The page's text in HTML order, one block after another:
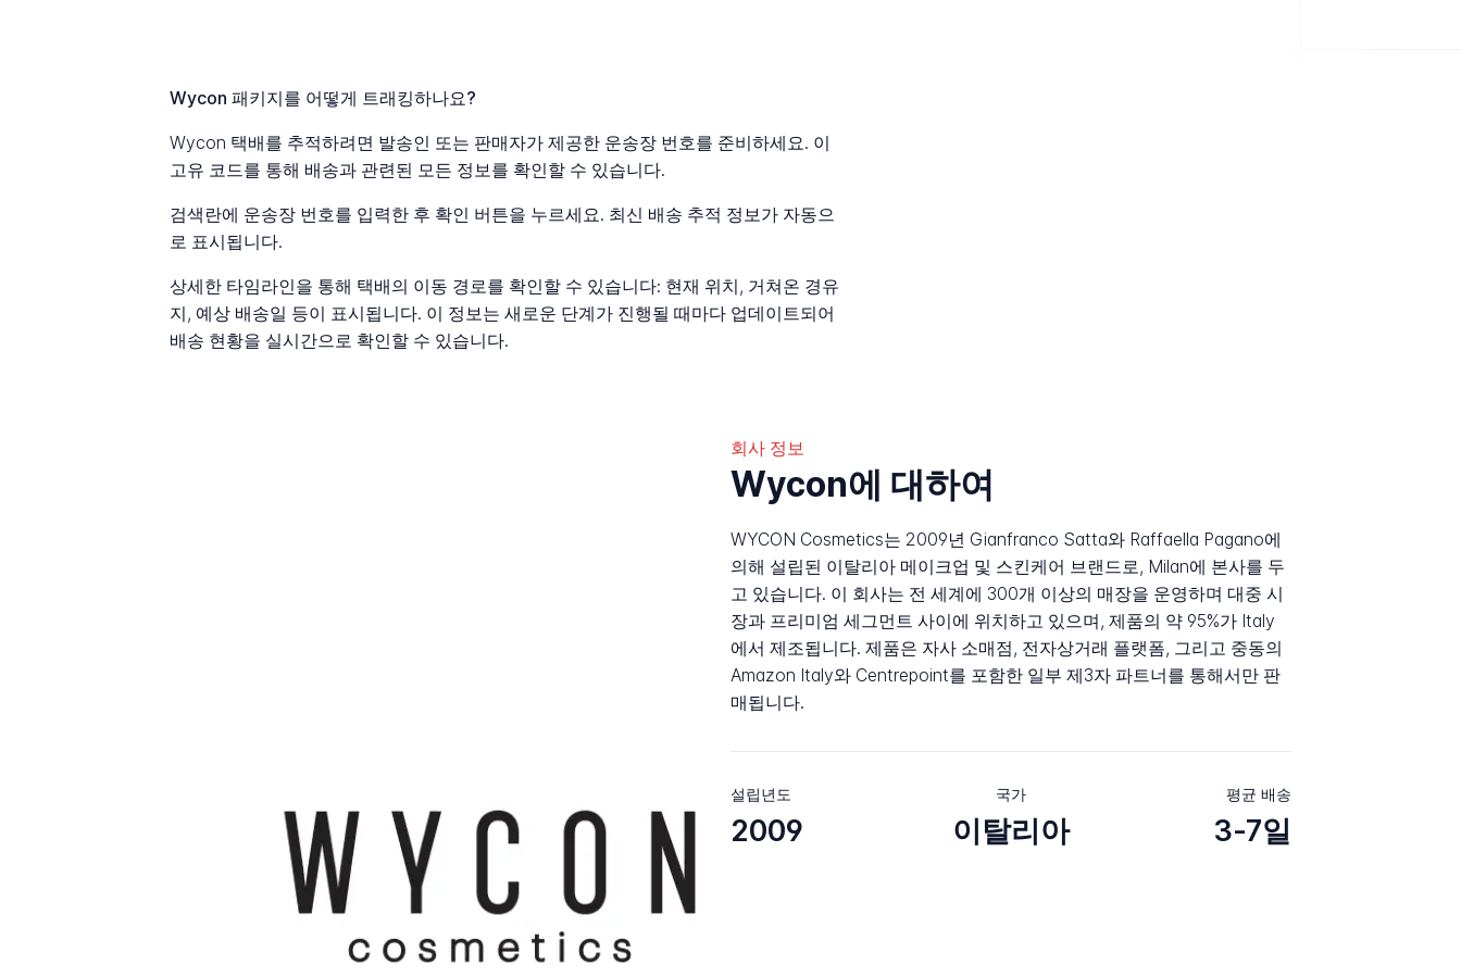
Wycon 패키지를 어떻게 트래킹하나요?
Wycon 택배를 추적하려면 발송인 또는 판매자가 제공한 운송장 번호를 준비하세요. 이
고유 코드를 통해 배송과 관련된 모든 정보를 확인할 수 있습니다.
검색란에 운송장 번호를 입력한 후 확인 버튼을 누르세요. 최신 배송 추적 정보가 자동으
로 표시됩니다.
상세한 타임라인을 통해 택배의 이동 경로를 확인할 수 있습니다: 현재 위치, 거쳐온 경유
지, 예상 배송일 등이 표시됩니다. 이 정보는 새로운 단계가 진행될 때마다 업데이트되어
배송 현황을 실시간으로 확인할 수 있습니다.
회사 정보
Wycon에 대하여
WYCON Cosmetics는 2009년 Gianfranco Satta와 Raffaella Pagano에
의해 설립된 이탈리아 메이크업 및 스킨케어 브랜드로, Milan에 본사를 두
고 있습니다. 이 회사는 전 세계에 300개 이상의 매장을 운영하며 대중 시
장과 프리미엄 세그먼트 사이에 위치하고 있으며, 제품의 약 95%가 Italy
에서 제조됩니다. 제품은 자사 소매점, 전자상거래 플랫폼, 그리고 중동의
Amazon Italy와 Centrepoint를 포함한 일부 제3자 파트너를 통해서만 판
매됩니다.
설립년도
2009
국가
이탈리아
평균 배송
3-7일